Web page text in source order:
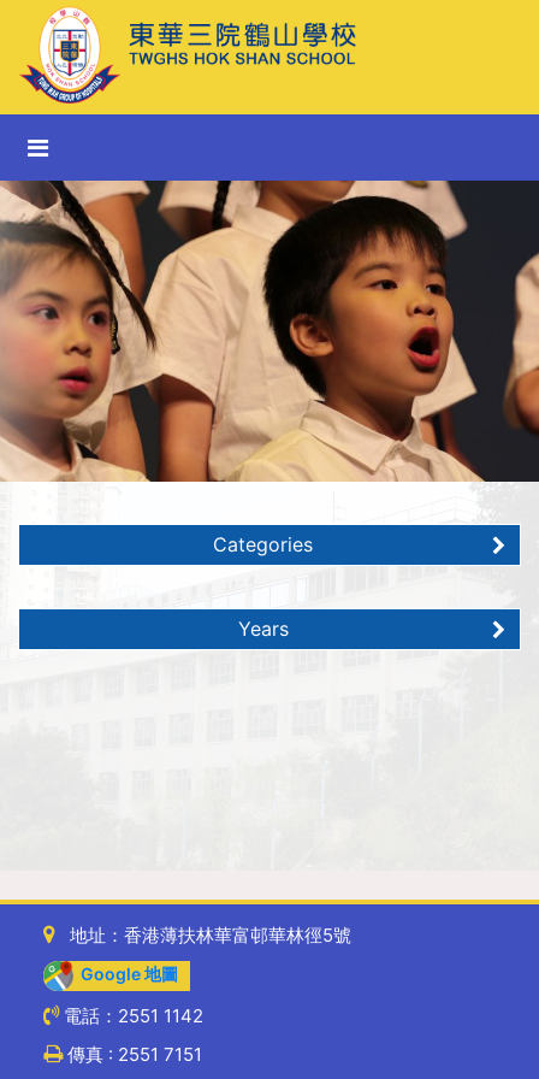
Categories
Years
地址：香港薄扶林華富邨華林徑5號
Google 地圖
電話：2551 1142
傳真 : 2551 7151